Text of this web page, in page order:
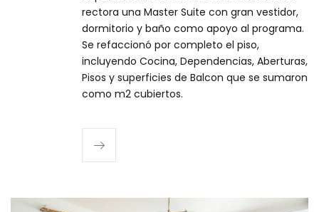
rectora una Master Suite con gran vestidor,
dormitorio y baño como apoyo al programa.
Se refaccionó por completo el piso,
incluyendo Cocina, Dependencias, Aberturas,
Pisos y superficies de Balcon que se sumaron
como m2 cubiertos.